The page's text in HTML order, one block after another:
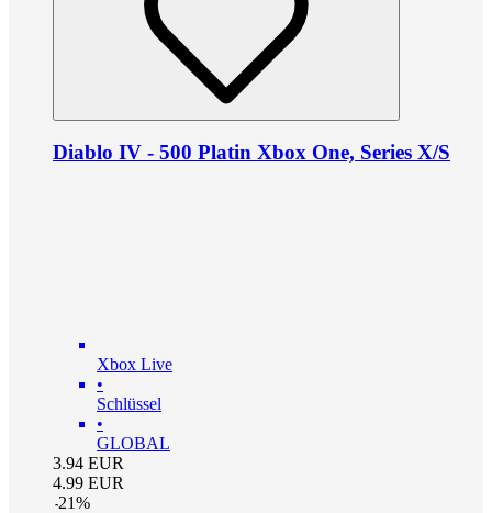
Diablo IV - 500 Platin Xbox One, Series X/S
Xbox Live
•
Schlüssel
•
GLOBAL
3.94 EUR
4.99 EUR
-21%